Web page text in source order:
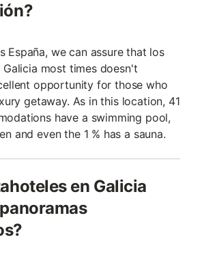
España, we can assure that los
most times doesn't
opportunity for those who
getaway. As in this location, 41
have a swimming pool,
and even the 1 % has a sauna.
en Galicia